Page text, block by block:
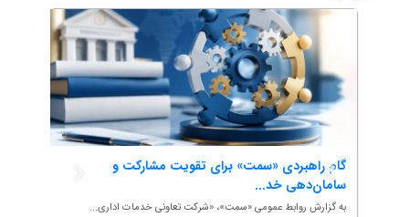
گام راهبردی «سمت» برای تقویت مشارکت و
سامان‌دهی خد...
به گزارش روابط عمومی «سمت»، «شرکت تعاونی خدمات اداری...